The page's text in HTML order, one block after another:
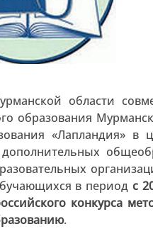
области
образования
«Лапландия» в
в период с
конкурса
.